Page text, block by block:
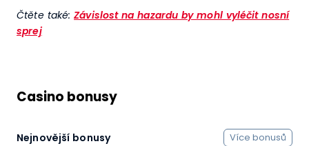
Čtěte také:Závislost na hazardu by mohl vyléčit nosní
sprej
Casino bonusy
Nejnovější bonusy Více bonusů